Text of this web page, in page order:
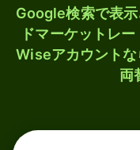
Google検索で表
ドマーケットレ
Wiseアカウントな
両